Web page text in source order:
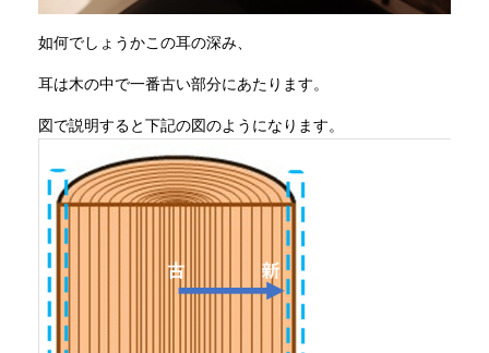
如何でしょうかこの耳の深み、
耳は木の中で一番古い部分にあたります。
図で説明すると下記の図のようになります。